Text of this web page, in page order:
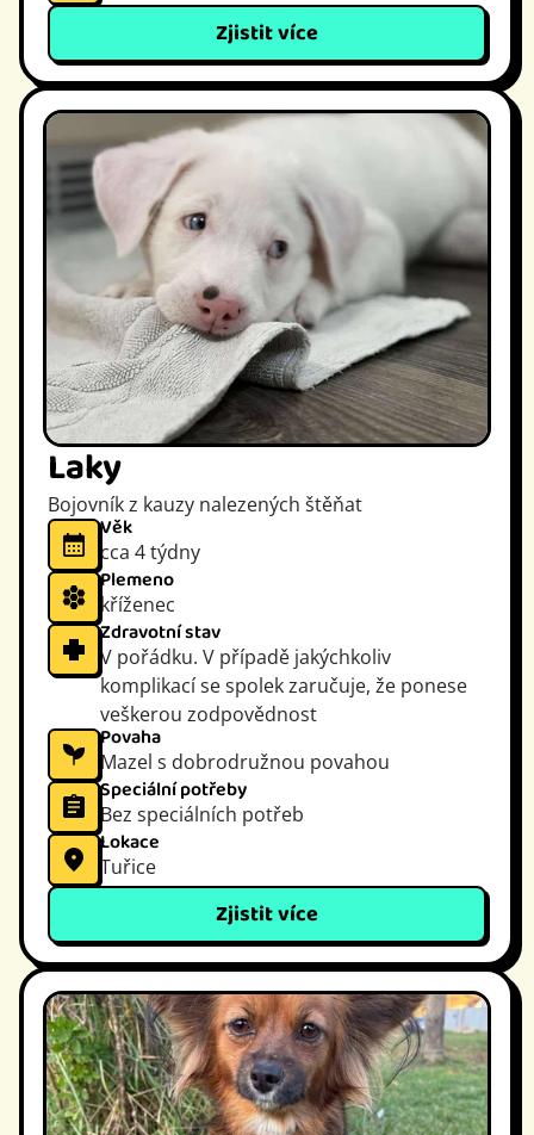
Zjistit více
Laky
Bojovník z kauzy nalezených štěňat
Věk
cca 4 týdny
Plemeno
kříženec
Zdravotní stav
V pořádku. V případě jakýchkoliv
komplikací se spolek zaručuje, že ponese
veškerou zodpovědnost
Povaha
Mazel s dobrodružnou povahou
Speciální potřeby
Bez speciálních potřeb
Lokace
Tuřice
Zjistit více